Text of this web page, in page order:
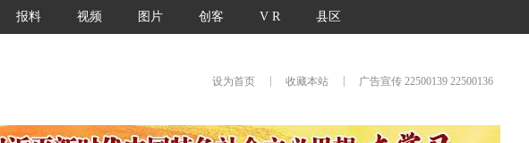
报料 视频 图片 创客 V R 县区
设为首页 收藏本站 广告宣传 22500139 22500136